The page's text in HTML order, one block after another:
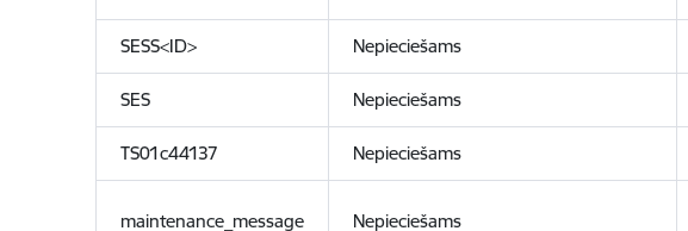
SESS<ID> Nepieciešams
SES Nepieciešams
TS01c44137 Nepieciešams
maintenance_message Nepieciešams